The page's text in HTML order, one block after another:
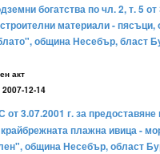
богатства по чл. 2, т. 5 от
материали - пясъци,
община Несебър, бласт
акт
2007-12-14
3.07.2001 г. за предоставяне
плажна ивица -
община Несебър, област